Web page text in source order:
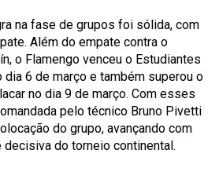
na fase de grupos foi sólida, com
Além do empate contra o
o Flamengo venceu o Estudiantes
dia 6 de março e também superou o
no dia 9 de março. Com esses
pelo técnico Bruno Pivetti
do grupo, avançando com
decisiva do torneio continental.